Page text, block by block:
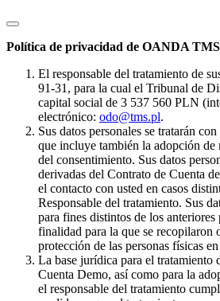
Política de privacidad de OANDA
El responsable del tratamiento de
91-31, para la cual el Tribunal de
capital social de 3 537 560 PLN
electrónico: odo@tms.pl.
Sus datos personales se tratarán
que incluye también la adopción de
del consentimiento. Sus datos
derivadas del Contrato de Cuenta
el contacto con usted en casos
Responsable del tratamiento. Sus
para fines distintos de los
finalidad para la que se recopilaron
protección de las personas físicas
La base jurídica para el tratamiento
Cuenta Demo, así como para la
el responsable del tratamiento